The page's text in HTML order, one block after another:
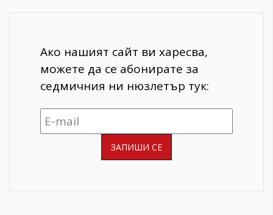
Ако нашият сайт ви харесва,
можете да се абонирате за
седмичния ни нюзлетър тук: